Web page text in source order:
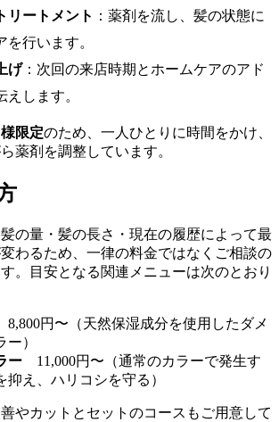
リートメント ：薬剤を流し、髪の状態に
を行います。
げ：次回の来店時期とホームケアのアド
えします。
限定のため、一人ひとりに時間をかけ、
薬剤を調整しています。
の量・髪の長さ・現在の履歴によって最
わるため、一律の料金ではなくご相談の
。目安となる関連メニューは次のとおり
8,800円〜（天然保湿成分を使用したダメ
）
ー 11,000円〜（通常のカラーで発生す
抑え、ハリコシを守る）
やカットとセットのコースもご用意して